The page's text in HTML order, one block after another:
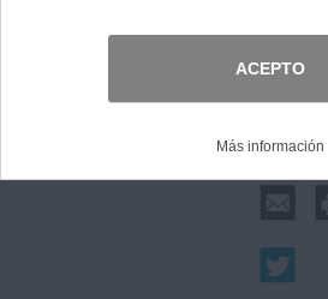
Compartir: